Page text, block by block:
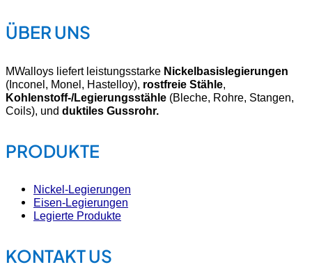
ÜBER UNS
MWalloys liefert leistungsstarke Nickelbasislegierungen
(Inconel, Monel, Hastelloy), rostfreie Stähle,
Kohlenstoff-/Legierungsstähle (Bleche, Rohre, Stangen,
Coils), und duktiles Gussrohr.
PRODUKTE
Nickel-Legierungen
Eisen-Legierungen
Legierte Produkte
KONTAKT US